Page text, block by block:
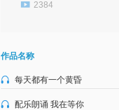
2384
作品名称
每天都有一个黄昏
配乐朗诵 我在等你